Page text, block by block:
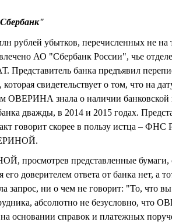
рублей убытков, перечисленных не на
АО "Сбербанк России", чье
Представитель банка предъявил
свидетельствует о том, что на
ОВЕРИНА знала о наличии
дважды, в 2014 и 2015 годах.
говорит скорее в пользу истца – ФНС
просмотрев представленные бумаги,
его доверителем ответа от банка нет, а
запрос, ни о чем не говорит: "То, что
абсолютно не безусловно, что
основании справок и платежных